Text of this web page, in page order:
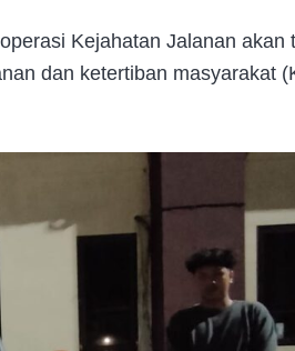
Kejahatan Jalanan akan
dan ketertiban masyarakat